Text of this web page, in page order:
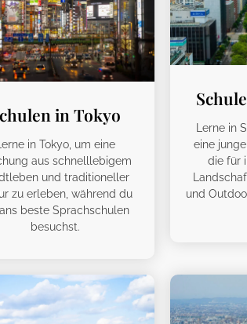
in Tokyo
Lerne in Tokyo, um eine
aus schnelllebigem
und traditioneller
zu erleben, während du
beste Sprachschulen
besuchst.
Lerne in
eine
die für
und